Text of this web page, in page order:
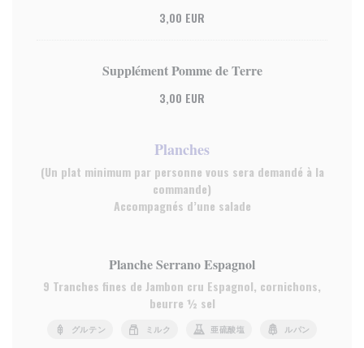
3,00 EUR
Supplément Pomme de Terre
3,00 EUR
Planches
(Un plat minimum par personne vous sera demandé à la
commande)
Accompagnés d’une salade
Planche Serrano Espagnol
9 Tranches fines de Jambon cru Espagnol, cornichons,
beurre ½ sel
グルテン ミルク 亜硫酸塩 ルパン